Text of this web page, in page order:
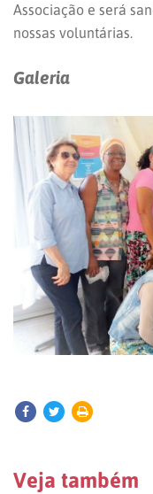
Associação e será
nossas voluntárias.
Galeria
Veja também